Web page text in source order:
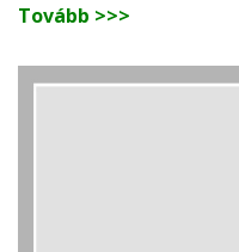
Tovább >>>